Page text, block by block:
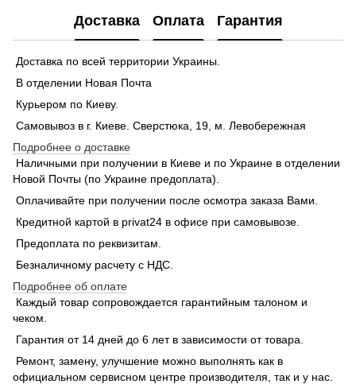
Доставка Оплата Гарантия
Доставка по всей территории Украины.
В отделении Новая Почта
Курьером по Киеву.
Самовывоз в г. Киеве. Сверстюка, 19, м. Левобережная
Подробнее о доставке
Наличными при получении в Киеве и по Украине в отделении
Новой Почты (по Украине предоплата).
Оплачивайте при получении после осмотра заказа Вами.
Кредитной картой в privat24 в офисе при самовывозе.
Предоплата по реквизитам.
Безналичному расчету с НДС.
Подробнее об оплате
Каждый товар сопровождается гарантийным талоном и
чеком.
Гарантия от 14 дней до 6 лет в зависимости от товара.
Ремонт, замену, улучшение можно выполнять как в
официальном сервисном центре производителя, так и у нас.